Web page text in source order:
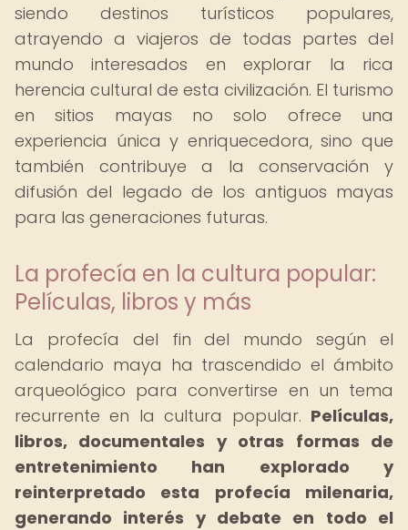
siendo destinos turísticos populares,
atrayendo a viajeros de todas partes del
mundo interesados en explorar la rica
herencia cultural de esta civilización. El turismo
en sitios mayas no solo ofrece una
experiencia única y enriquecedora, sino que
también contribuye a la conservación y
difusión del legado de los antiguos mayas
para las generaciones futuras.
La profecía en la cultura popular:
Películas, libros y más
La profecía del fin del mundo según el
calendario maya ha trascendido el ámbito
arqueológico para convertirse en un tema
recurrente en la cultura popular. Películas,
libros, documentales y otras formas de
entretenimiento han explorado y
reinterpretado esta profecía milenaria,
generando interés y debate en todo el